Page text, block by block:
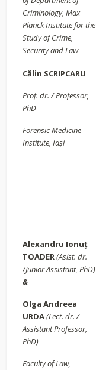
Criminology, Max
Planck Institute for the
Study of Crime,
Security and Law
Călin SCRIPCARU
Prof. dr. /Professor,
PhD
Forensic Medicine
Institute, Iași
Alexandru Ionuț
TOADER(Asist. dr.
/Junior Assistant, PhD)
&
Olga Andreea
URDA(Lect. dr. /
Assistant Professor,
PhD)
Faculty of Law,